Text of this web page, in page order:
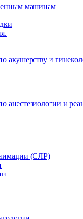
машинам
акушерству и
анестезиологии и
(СЛР)